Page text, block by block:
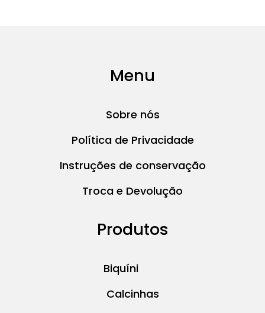
Menu
Sobre nós
Política de Privacidade
Instruções de conservação
Troca e Devolução
Produtos
Biquíni
Calcinhas